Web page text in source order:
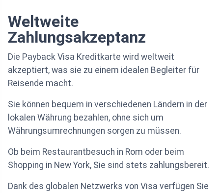
Weltweite
Zahlungsakzeptanz
Die Payback Visa Kreditkarte wird weltweit
akzeptiert, was sie zu einem idealen Begleiter für
Reisende macht.
Sie können bequem in verschiedenen Ländern in der
lokalen Währung bezahlen, ohne sich um
Währungsumrechnungen sorgen zu müssen.
Ob beim Restaurantbesuch in Rom oder beim
Shopping in New York, Sie sind stets zahlungsbereit.
Dank des globalen Netzwerks von Visa verfügen Sie